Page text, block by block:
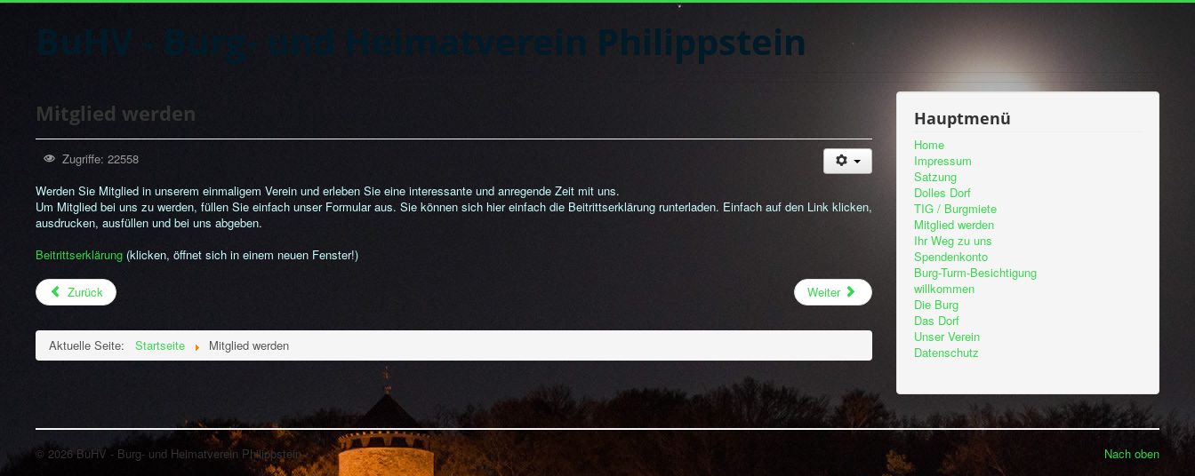
BuHV - Burg- und Heimatverein Philippstein
Mitglied werden
Zugriffe: 22558
Werden Sie Mitglied in unserem einmaligem Verein und erleben Sie eine interessante und anregende Zeit mit uns.
Um Mitglied bei uns zu werden, füllen Sie einfach unser Formular aus. Sie können sich hier einfach die Beitrittserklärung runterladen. Einfach auf den Link klicken,
ausdrucken, ausfüllen und bei uns abgeben.
Beitrittserklärung (klicken, öffnet sich in einem neuen Fenster!)
Zurück Weiter
Aktuelle Seite: Startseite Mitglied werden
Hauptmenü
Home
Impressum
Satzung
Dolles Dorf
TIG / Burgmiete
Mitglied werden
Ihr Weg zu uns
Spendenkonto
Burg-Turm-Besichtigung
willkommen
Die Burg
Das Dorf
Unser Verein
Datenschutz
Nach oben
© 2026 BuHV - Burg- und Heimatverein Philippstein